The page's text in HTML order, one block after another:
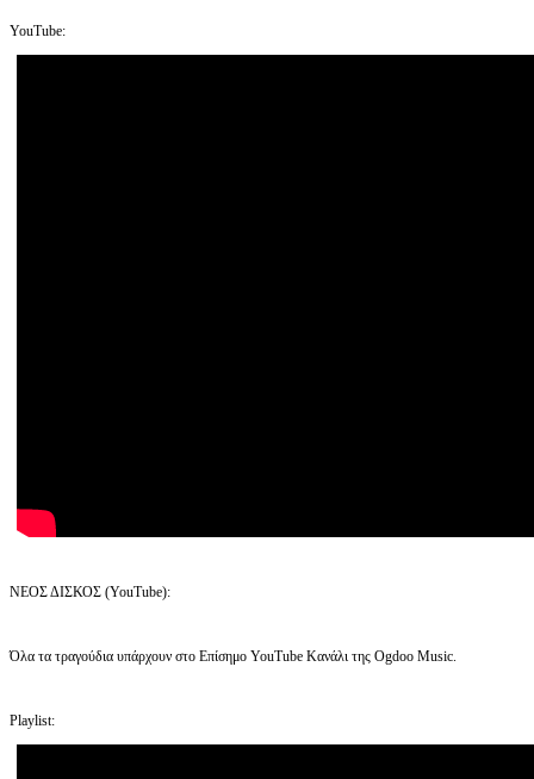
YouTube:
ΝΕΟΣ ΔΙΣΚΟΣ (YouTube):
Όλα τα τραγούδια υπάρχουν στο Επίσημο YouTube Κανάλι της Ogdoo Music.
Playlist: